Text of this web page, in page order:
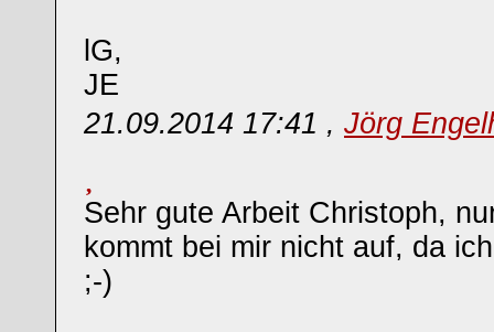
lG,
JE
21.09.2014 17:41 , Jörg
Sehr gute Arbeit Christoph,
kommt bei mir nicht auf, da
;-)